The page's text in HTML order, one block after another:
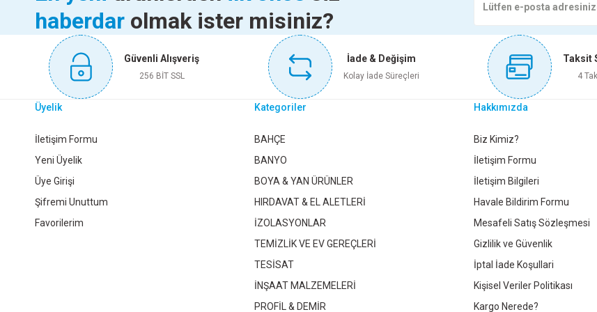
Sepete Ekle Sepete Ekle
3-2 GALVANİZ REDÜKSİYON 3-1 1/2 GALVANİZ REDÜKSİYON 2 1/2-2 GALVANİZ REDÜKSİYON 2 1/2-1
36,00 TL
Sepete Ekle
78,15 TL
Sepete Ekle
89,30 TL
Sepete Ekle
115,50 TL
Sepete Ekle
115,20 TL
Sepete Ekle
2-1 1/4 GALVANİZ REDÜKSİYON
haberdar olmak ister misiniz?
Güvenli Alışveriş
256 BİT SSL
İade & Değişim
Kolay İade Süreçleri
Taksit
4
Üyelik
İletişim Formu
Yeni Üyelik
Üye Girişi
Şifremi Unuttum
Favorilerim
Kategoriler
BAHÇE
BANYO
BOYA & YAN ÜRÜNLER
HIRDAVAT & EL ALETLERİ
İZOLASYONLAR
TEMİZLİK VE EV GEREÇLERİ
TESİSAT
İNŞAAT MALZEMELERİ
PROFİL & DEMİR
Hakkımızda
Biz Kimiz?
İletişim Formu
İletişim Bilgileri
Havale Bildirim Formu
Mesafeli Satış Sözleşmesi
Gizlilik ve Güvenlik
İptal İade Koşullari
Kişisel Veriler Politikası
Kargo Nerede?